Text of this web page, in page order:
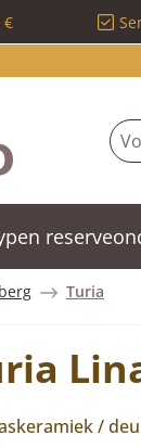
€
Turia
/